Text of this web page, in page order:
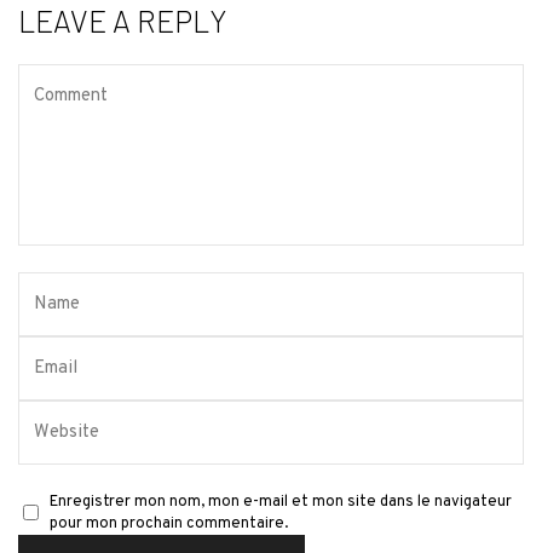
LEAVE A REPLY
Enregistrer mon nom, mon e-mail et mon site dans le navigateur
pour mon prochain commentaire.